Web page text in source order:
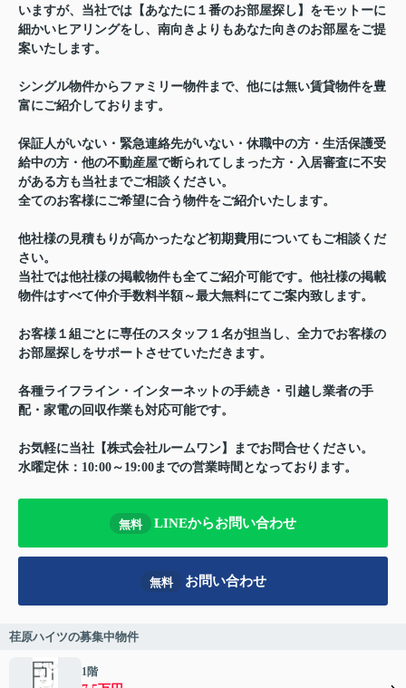
いますが、当社では【あなたに１番のお部屋探し】をモットーに
細かいヒアリングをし、南向きよりもあなた向きのお部屋をご提
案いたします。
シングル物件からファミリー物件まで、他には無い賃貸物件を豊
富にご紹介しております。
保証人がいない・緊急連絡先がいない・休職中の方・生活保護受
給中の方・他の不動産屋で断られてしまった方・入居審査に不安
がある方も当社までご相談ください。
全てのお客様にご希望に合う物件をご紹介いたします。
他社様の見積もりが高かったなど初期費用についてもご相談くだ
さい。
当社では他社様の掲載物件も全てご紹介可能です。他社様の掲載
物件はすべて仲介手数料半額～最大無料にてご案内致します。
お客様１組ごとに専任のスタッフ１名が担当し、全力でお客様の
お部屋探しをサポートさせていただきます。
各種ライフライン・インターネットの手続き・引越し業者の手
配・家電の回収作業も対応可能です。
お気軽に当社【株式会社ルームワン】までお問合せください。
水曜定休：10:00～19:00までの営業時間となっております。
無料 LINEからお問い合わせ
無料 お問い合わせ
荏原ハイツの募集中物件
1階